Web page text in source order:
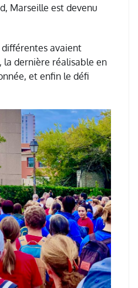
Marseille est devenu
différentes avaient
la dernière réalisable en
et enfin le défi